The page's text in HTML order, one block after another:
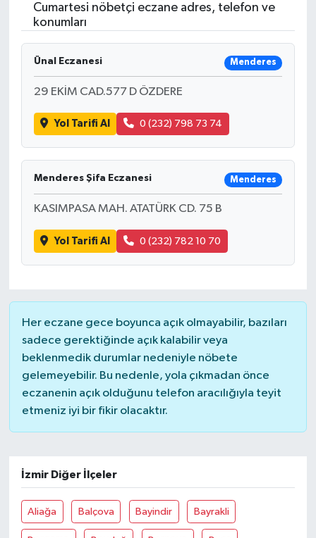
Cumartesi nöbetçi eczane adres, telefon ve
konumları
Ünal Eczanesi Menderes
29 EKİM CAD.577 D ÖZDERE
Yol Tarifi Al 0 (232) 798 73 74
Menderes Şifa Eczanesi Menderes
KASIMPASA MAH. ATATÜRK CD. 75 B
Yol Tarifi Al 0 (232) 782 10 70
Her eczane gece boyunca açık olmayabilir, bazıları
sadece gerektiğinde açık kalabilir veya
beklenmedik durumlar nedeniyle nöbete
gelemeyebilir. Bu nedenle, yola çıkmadan önce
eczanenin açık olduğunu telefon aracılığıyla teyit
etmeniz iyi bir fikir olacaktır.
İzmir Diğer İlçeler
Aliağa Balçova Bayindir Bayrakli